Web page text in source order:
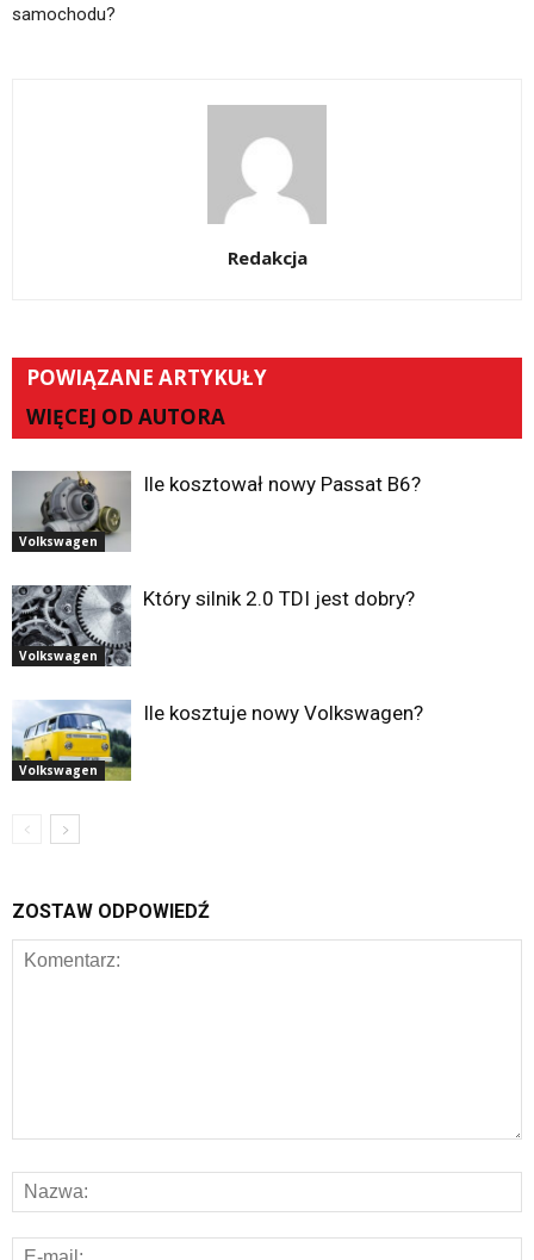
samochodu?
Redakcja
POWIĄZANE ARTYKUŁY
WIĘCEJ OD AUTORA
Volkswagen
Ile kosztował nowy Passat B6?
Volkswagen
Który silnik 2.0 TDI jest dobry?
Volkswagen
Ile kosztuje nowy Volkswagen?
ZOSTAW ODPOWIEDŹ